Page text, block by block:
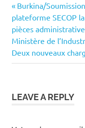
Navigation
de
l’article
Previous
Post:
Burkina/
plateforme SECOP
pièces
Next
Post:
Ministère de
Deux nouveaux
LEAVE A REPLY